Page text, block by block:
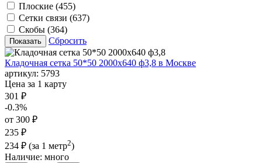
Плоские (455)
Сетки связи (637)
Скобы (364)
Сбросить
Кладочная сетка 50*50 2000х640 ф3,8 в Москве
артикул: 5793
Цена за 1 карту
301 ₽
-0.3%
от 300 ₽
235 ₽
234 ₽ (за 1 метр2)
Наличие: много